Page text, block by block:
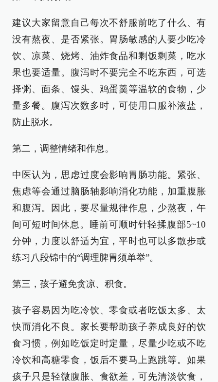
建议大家留意自己每次不舒服前吃了什么、有
没有熬夜、是否紧张。胃肠敏感的人要少吃冷
饮、凉菜、烧烤、油炸食品和剩饭剩菜，吃水
果也要适量。腹泻时不要完全不吃东西，可选
择粥、面条、馒头、鸡蛋羹等温软的食物，少
量多餐。腹泻次数多时，可使用口服补液盐，
防止脱水。
第二，调整情绪和作息。
中医认为，思虑过度会影响胃肠功能。紧张、
焦虑等会通过脑肠轴影响消化功能，加重腹胀
和腹泻。因此，要尽量规律作息，少熬夜，午
间可短时间休息。睡前可顺时针轻揉腹部5~10
分钟，力度以舒适为宜，平时也可以多散步或
练习八段锦中的“调理脾胃须单举”。
第三，孩子避免贪凉、积食。
孩子容易因为吃冷饮、零食或者吃饭太多、太
快而消化不良。家长要帮助孩子养成良好的饮
食习惯，例如吃饭定时定量，尽量少吃或不吃
冷饮和高糖零食，饭后不要马上跑跳等。如果
孩子只是轻微腹胀、食欲差，可先清淡饮食，